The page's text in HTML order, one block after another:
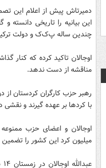
دمیرتاش پیش از اعلام این
این بیانیه را تاریخی
چندین ساله پ‌ک‌ک و دولت
اوجالان تاکید کرده که کنار
مناقشه از دست ندهد.
رهبر حزب کارگران کردستان
با کرد‌ها بر عهده گیرند و نقشی
میلیون کرد این کشور را تضمین